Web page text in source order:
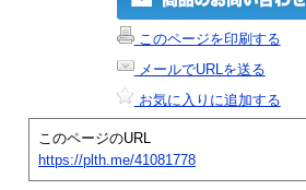
このページを印刷する
メールでURLを送る
お気に入りに追加する
このページのURL
https://plth.me/41081778